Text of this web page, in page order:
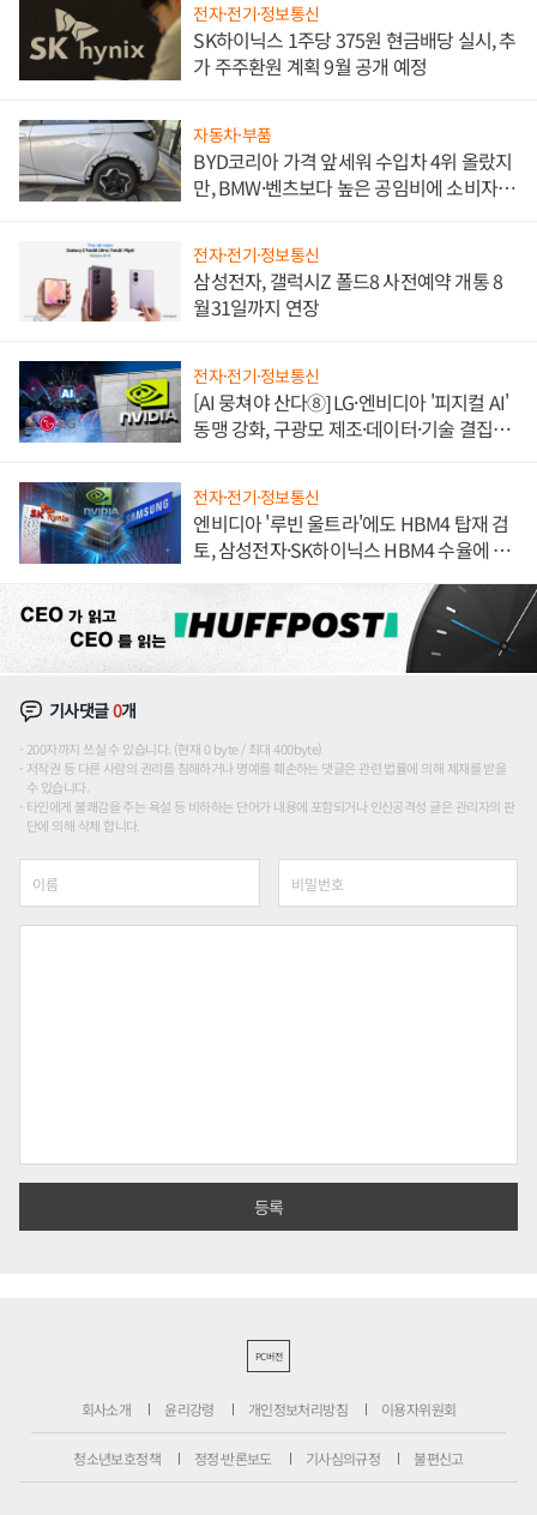
전자·전기·정보통신
SK하이닉스 1주당 375원 현금배당 실시, 추
가 주주환원 계획 9월 공개 예정
자동차·부품
BYD코리아 가격 앞세워 수입차 4위 올랐지
만, BMW·벤츠보다 높은 공임비에 소비자
전자·전기·정보통신
삼성전자, 갤럭시Z 폴드8 사전예약 개통 8
월31일까지 연장
전자·전기·정보통신
[AI 뭉쳐야 산다⑧] LG·엔비디아 '피지컬 AI'
동맹 강화, 구광모 제조·데이터·기술 결집
전자·전기·정보통신
엔비디아 '루빈 울트라'에도 HBM4 탑재 검
토, 삼성전자·SK하이닉스 HBM4 수율에 주
기사댓글0개
200자까지 쓰실 수 있습니다. (현재 0 byte / 최대 400byte)
저작권 등 다른 사람의 권리를 침해하거나 명예를 훼손하는 댓글은 관련 법률에 의해 제재를 받을
수 있습니다.
타인에게 불쾌감을 주는 욕설 등 비하하는 단어가 내용에 포함되거나 인신공격성 글은 관리자의 판
단에 의해 삭제 합니다.
PC버전
회사소개 윤리강령 개인정보처리방침 이용자위원회
청소년보호정책 정정·반론보도 기사심의규정 불편신고